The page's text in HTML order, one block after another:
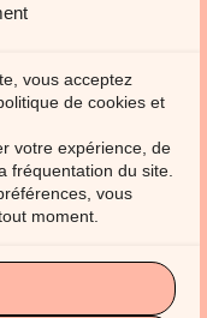
vous acceptez
de cookies et
votre expérience, de
fréquentation du site.
vous
moment.
Aubière